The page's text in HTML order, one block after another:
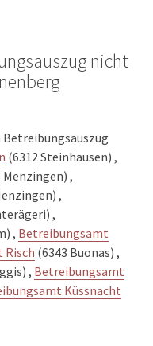
nicht
(6312 Steinhausen) ,
Menzingen) ,
,
,
, Betreibungsamt
Risch (6343 Buonas) ,
, Betreibungsamt
Küssnacht